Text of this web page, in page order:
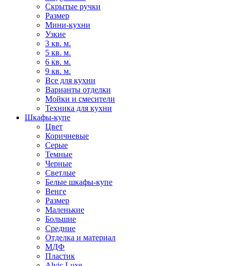
Скрытые ручки
Размер
Мини-кухни
Узкие
3 кв. м.
5 кв. м.
6 кв. м.
9 кв. м.
Все для кухни
Варианты отделки
Мойки и смесители
Техника для кухни
Шкафы-купе
Цвет
Коричневые
Серые
Темные
Черные
Светлые
Белые шкафы-купе
Венге
Размер
Маленькие
Большие
Средние
Отделка и материал
МДФ
Пластик